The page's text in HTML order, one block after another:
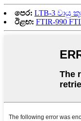
පෙර: LTB-3 වායු
ඊළඟ: FTIR-990